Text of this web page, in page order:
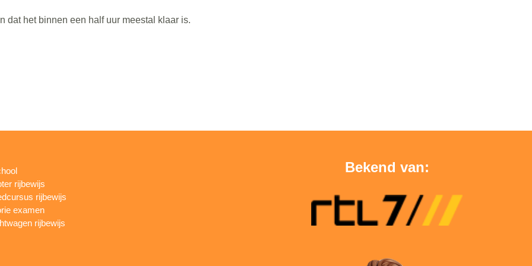
dat het binnen een half uur meestal klaar is.
rijbewijs
rijbewijs
examen
rijbewijs
Bekend van: